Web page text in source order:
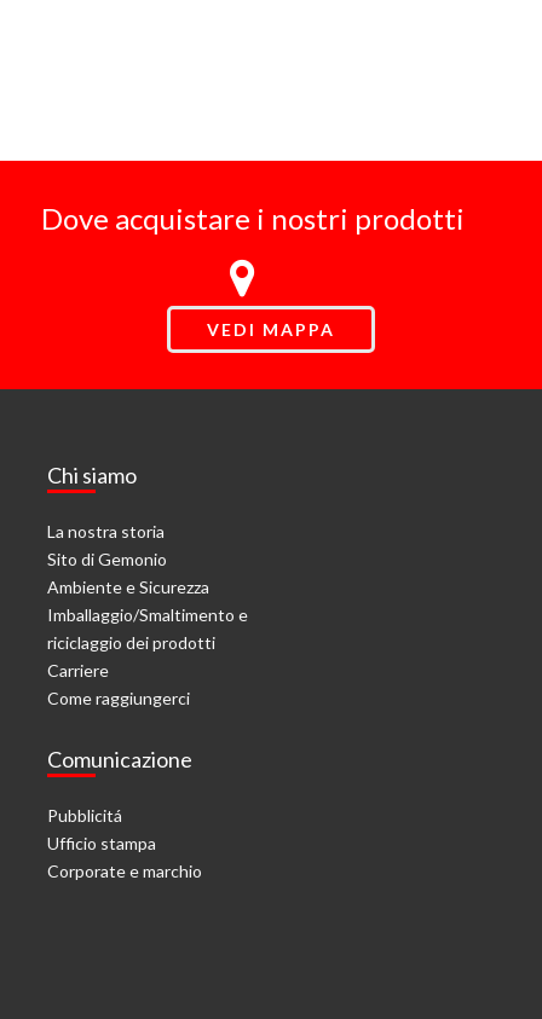
Dove acquistare i nostri prodotti
VEDI MAPPA
Chi siamo
La nostra storia
Sito di Gemonio
Ambiente e Sicurezza
Imballaggio/Smaltimento e
riciclaggio dei prodotti
Carriere
Come raggiungerci
Comunicazione
Pubblicitá
Ufficio stampa
Corporate e marchio